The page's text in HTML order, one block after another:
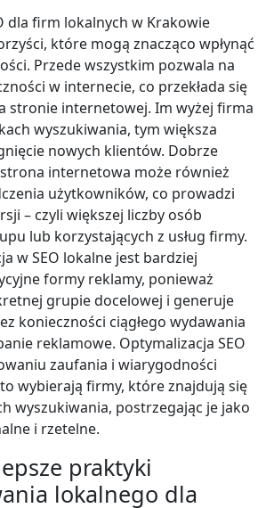
dla firm lokalnych w Krakowie
które mogą znacząco wpłynąć
Przede wszystkim pozwala na
w internecie, co przekłada się
stronie internetowej. Im wyżej firma
wyszukiwania, tym większa
nowych klientów. Dobrze
internetowa może również
użytkowników, co prowadzi
– czyli większej liczby osób
lub korzystających z usług firmy.
w SEO lokalne jest bardziej
formy reklamy, ponieważ
grupie docelowej i generuje
konieczności ciągłego wydawania
reklamowe. Optymalizacja SEO
zaufania i wiarygodności
wybierają firmy, które znajdują się
wyszukiwania, postrzegając je jako
i rzetelne.
praktyki
lokalnego dla